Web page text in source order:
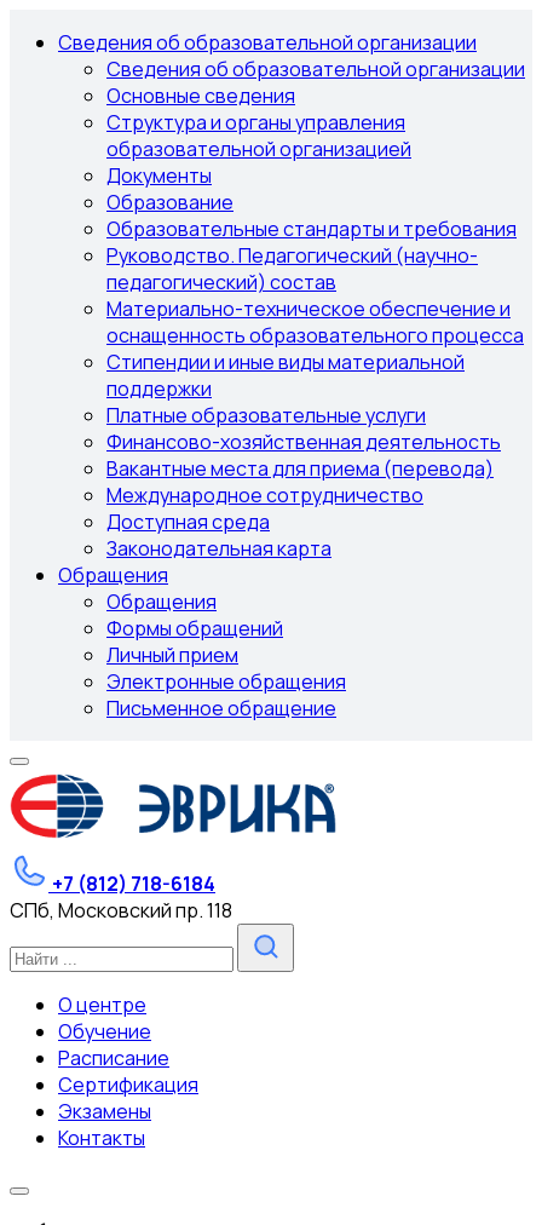
Сведения об образовательной организации
Сведения об образовательной организации
Основные сведения
Структура и органы управления
образовательной организацией
Документы
Образование
Образовательные стандарты и требования
Руководство. Педагогический (научно-
педагогический) состав
Материально-техническое обеспечение и
оснащенность образовательного процесса
Стипендии и иные виды материальной
поддержки
Платные образовательные услуги
Финансово-хозяйственная деятельность
Вакантные места для приема (перевода)
Международное сотрудничество
Доступная среда
Законодательная карта
Обращения
Обращения
Формы обращений
Личный прием
Электронные обращения
Письменное обращение
+7 (812) 718-6184
СПб, Московский пр. 118
О центре
Обучение
Расписание
Сертификация
Экзамены
Контакты